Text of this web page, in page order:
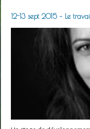
12-13 sept 2015 – Le